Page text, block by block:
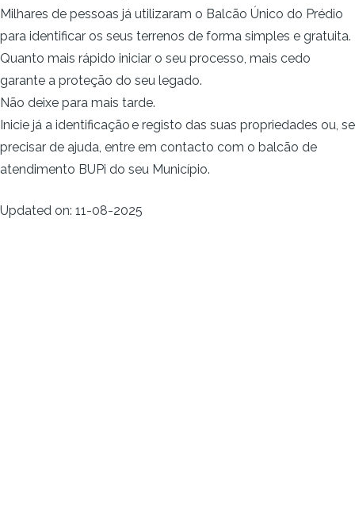
Milhares de pessoas já utilizaram o Balcão Único do Prédio
para identificar os seus terrenos de forma simples e gratuita.
Quanto mais rápido iniciar o seu processo, mais cedo
garante a proteção do seu legado.
Não deixe para mais tarde.
Inicie já a identificação e registo das suas propriedades ou, se
precisar de ajuda, entre em contacto com o balcão de
atendimento BUPi do seu Município.
Updated on: 11-08-2025